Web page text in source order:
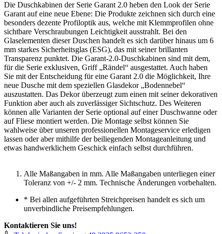
Die Duschkabinen der Serie Garant 2.0 heben den Look der Serie
Garant auf eine neue Ebene: Die Produkte zeichnen sich durch eine
besonders dezente Profiloptik aus, welche mit Klemmprofilen ohne
sichtbare Verschraubungen Leichtigkeit ausstrahlt. Bei den
Glaselementen dieser Duschen handelt es sich darüber hinaus um 6
mm starkes Sicherheitsglas (ESG), das mit seiner brillanten
Transparenz punktet. Die Garant-2.0-Duschkabinen sind mit dem,
für die Serie exklusiven, Griff „Rändel“ ausgestattet. Auch haben
Sie mit der Entscheidung für eine Garant 2.0 die Möglichkeit, Ihre
neue Dusche mit dem speziellen Glasdekor „Bodennebel“
auszustatten. Das Dekor überzeugt zum einen mit seiner dekorativen
Funktion aber auch als zuverlässiger Sichtschutz. Des Weiteren
können alle Varianten der Serie optional auf einer Duschwanne oder
auf Fliese montiert werden. Die Montage selbst können Sie
wahlweise über unseren professionellen Montageservice erledigen
lassen oder aber mithilfe der beiliegenden Montageanleitung und
etwas handwerklichem Geschick einfach selbst durchführen.
Alle Maßangaben in mm. Alle Maßangaben unterliegen einer
Toleranz von +/- 2 mm. Technische Änderungen vorbehalten.
* Bei allen aufgeführten Streichpreisen handelt es sich um
unverbindliche Preisempfehlungen.
Kontaktieren Sie uns!